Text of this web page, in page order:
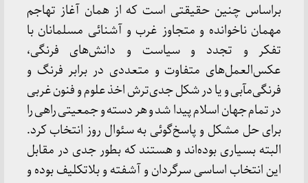
براساس چنین حقیقتی است که از همان آغاز تهاجم
مهمان ناخوانده و متجاوز غرب و آشنائی مسلمانان با
تفکر و تجدد و سیاست و دانش‌های فرنگی،
عکس‌العمل‌های متفاوت و متعددی در برابر فرنگ و
فرنگی‌مآبی و یا در شکل جدی‌ترش اخذ علوم و فنون غربی
در تمام جهان اسلام پیدا شد و هر دسته و جمعیتی راهی را
برای حل مشکل و پاسخ‌گوئی به سئوال روز انتخاب کرد.
البته بسیاری بوده‌اند و هستند که بطور جدی در مقابل
این انتخاب اساسی سرگردان و آشفته و بلاتکلیف بوده و